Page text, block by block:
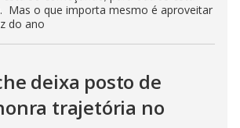
Mas o que importa mesmo é aproveitar
do ano
deixa posto de
trajetória no